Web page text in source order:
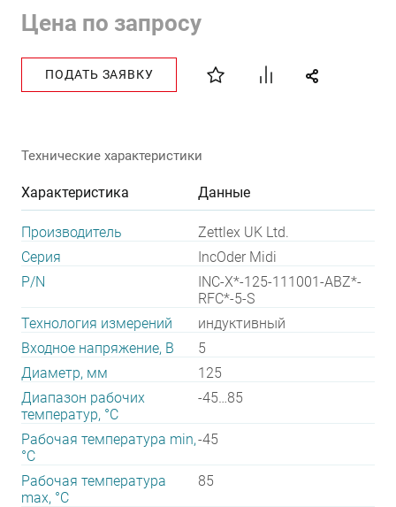
Цена по запросу
ПОДАТЬ ЗАЯВКУ
Технические характеристики
Характеристика Данные
Производитель
Zettlex UK Ltd.
Серия
IncOder Midi
P/N
INC-X*-125-111001-ABZ*-
RFC*-5-S
Технология измерений
индуктивный
Входное напряжение, В
5
Диаметр, мм
125
Диапазон рабочих
температур, °С
-45…85
Рабочая температура min,
°С
-45
Рабочая температура
max, °С
85